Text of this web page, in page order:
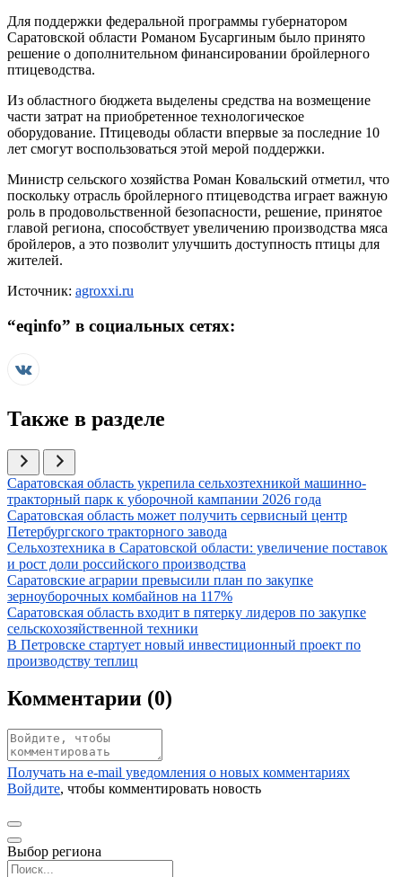
Для поддержки федеральной программы губернатором
Саратовской области Романом Бусаргиным было принято
решение о дополнительном финансировании бройлерного
птицеводства.
Из областного бюджета выделены средства на возмещение
части затрат на приобретенное технологическое
оборудование. Птицеводы области впервые за последние 10
лет смогут воспользоваться этой мерой поддержки.
Министр сельского хозяйства Роман Ковальский отметил, что
поскольку отрасль бройлерного птицеводства играет важную
роль в продовольственной безопасности, решение, принятое
главой региона, способствует увеличению производства мяса
бройлеров, а это позволит улучшить доступность птицы для
жителей.
Источник: agroxxi.ru
“eqinfo” в социальных сетях:
Также в разделе
Иллюстрация новости
Саратовская область укрепила сельхозтехникой машинно-
тракторный парк к уборочной кампании 2026 года
Иллюстрация новости
Саратовская область может получить сервисный центр
Петербургского тракторного завода
Иллюстрация новости
Сельхозтехника в Саратовской области: увеличение поставок
и рост доли российского производства
Иллюстрация новости
Саратовские аграрии превысили план по закупке
зерноуборочных комбайнов на 117%
Иллюстрация новости
Саратовская область входит в пятерку лидеров по закупке
сельскохозяйственной техники
Иллюстрация новости
В Петровске стартует новый инвестиционный проект по
производству теплиц
Комментарии (0)
Получать на e‑mail уведомления о новых комментариях
Войдите, чтобы комментировать новость
Выбор региона